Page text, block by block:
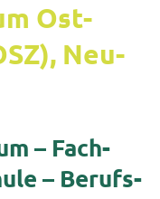
Ost­
Neu­
– Fach­
– Be­rufs­